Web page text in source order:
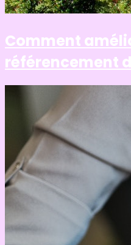
Comment
référencement